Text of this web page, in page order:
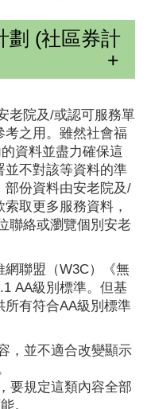
劃 (社區券計
老院及/或認可服務單
之用。雖然社會福
資料並盡力確保這
並不對該等資料的準
部份資料由安老院及/
取更多服務資料，
聯絡或瀏覽個別安老
聯盟（W3C）《無
AA級別標準。但基
有符合AA級別標準
，並不適合改變顯示
要規定這類內容全部
。